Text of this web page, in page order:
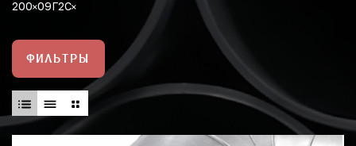
200 09Г2С
ФИЛЬТРЫ